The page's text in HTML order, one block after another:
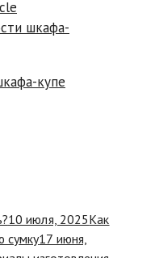
купе
10 июля, 2025Как
сумку17 июня,